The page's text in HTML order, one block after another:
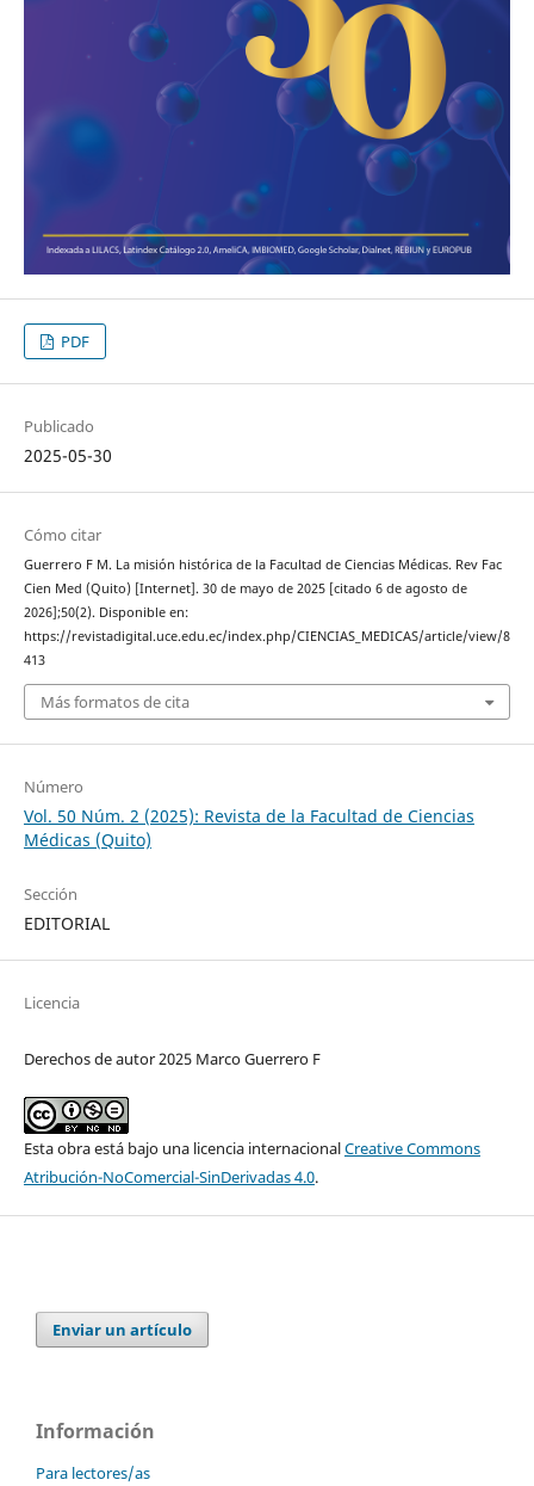
PDF
Publicado
2025-05-30
Cómo citar
Guerrero F M. La misión histórica de la Facultad de Ciencias Médicas. Rev Fac
Cien Med (Quito) [Internet]. 30 de mayo de 2025 [citado 6 de agosto de
2026];50(2). Disponible en:
https://revistadigital.uce.edu.ec/index.php/CIENCIAS_MEDICAS/article/view/8
413
Más formatos de cita
Número
Vol. 50 Núm. 2 (2025): Revista de la Facultad de Ciencias
Médicas (Quito)
Sección
EDITORIAL
Licencia
Derechos de autor 2025 Marco Guerrero F
Esta obra está bajo una licencia internacionalCreative Commons
Atribución-NoComercial-SinDerivadas 4.0.
Enviar un artículo
Información
Para lectores/as